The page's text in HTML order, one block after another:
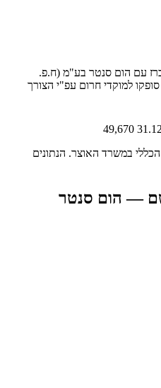
עם הום סנטר בע"מ (ח.פ.
סופקו למוקדי חרום עפ"י הצורך
במשרד האוצר. הנתונים
— הום סנטר